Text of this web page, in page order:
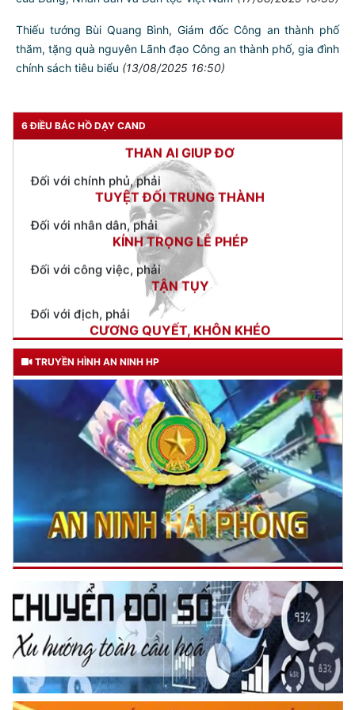
Khai mạc Giải bắn súng ngắn quân dụng Công an Hải Phòng
năm 2025
(28/08/2025 10:28)
Thiếu tướng Bùi Quang Bình - Giám đốc CATP thăm, động
viên Công an phường Tân Hưng và Công an xã Đại Sơn
(20/08/2025 16:15)
​​​​​​​CATP Hải Phòng vinh dự đón nhận Huân chương Quân công
(18/08/2025 13:50)
Lực lượng Công an nhân dân Anh hùng mãi mãi là niềm tự hào
của Đảng, Nhân dân và Dân tộc Việt Nam
(17/08/2025 16:39)